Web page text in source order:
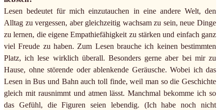
Lesen bedeutet für mich einzutauchen in eine andere Welt, den
Alltag zu vergessen, aber gleichzeitig wachsam zu sein, neue Dinge
zu lernen, die eigene Empathiefähigkeit zu stärken und einfach ganz
viel Freude zu haben. Zum Lesen brauche ich keinen bestimmten
Platz, ich lese wirklich überall. Besonders gerne aber bei mir zu
Hause, ohne störende oder ablenkende Geräusche. Wobei ich das
Lesen in Bus und Bahn auch toll finde, weil man so die Geschichte
gleich mit rausnimmt und atmen lässt. Manchmal bekomme ich so
das Gefühl, die Figuren seien lebendig. (Ich habe noch nicht